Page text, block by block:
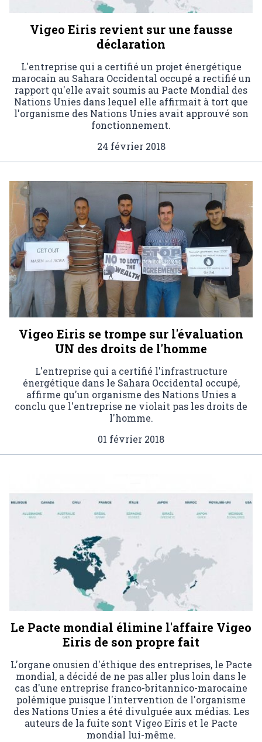
Vigeo Eiris revient sur une fausse
déclaration
L'entreprise qui a certifié un projet énergétique
marocain au Sahara Occidental occupé a rectifié un
rapport qu'elle avait soumis au Pacte Mondial des
Nations Unies dans lequel elle affirmait à tort que
l'organisme des Nations Unies avait approuvé son
fonctionnement.
24 février 2018
Vigeo Eiris se trompe sur l'évaluation
UN des droits de l'homme
L'entreprise qui a certifié l'infrastructure
énergétique dans le Sahara Occidental occupé,
affirme qu'un organisme des Nations Unies a
conclu que l'entreprise ne violait pas les droits de
l'homme.
01 février 2018
Le Pacte mondial élimine l'affaire Vigeo
Eiris de son propre fait
L'organe onusien d'éthique des entreprises, le Pacte
mondial, a décidé de ne pas aller plus loin dans le
cas d'une entreprise franco-britannico-marocaine
polémique puisque l'intervention de l'organisme
des Nations Unies a été divulguée aux médias. Les
auteurs de la fuite sont Vigeo Eiris et le Pacte
mondial lui-même.